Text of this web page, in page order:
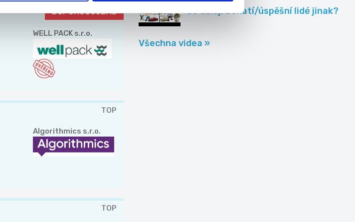
DOPORUČUJEME
WELL PACK s.r.o.
TOP
Algorithmics s.r.o.
TOP
Co dělají bohatí/úspěšní lidé jinak?
Všechna videa »